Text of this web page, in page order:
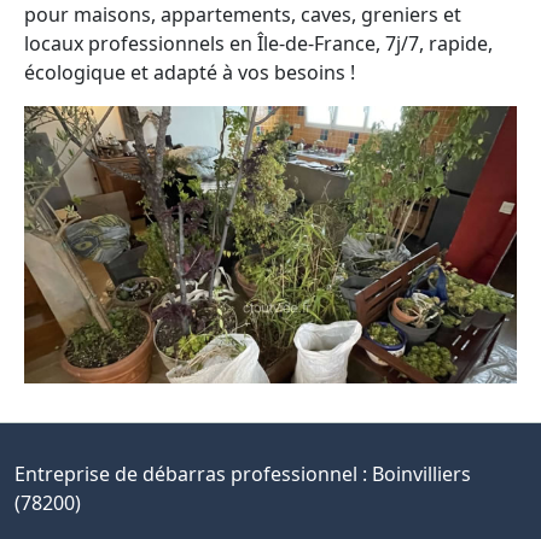
pour maisons, appartements, caves, greniers et
locaux professionnels en Île-de-France, 7j/7, rapide,
écologique et adapté à vos besoins !
Entreprise de débarras professionnel : Boinvilliers
(78200)